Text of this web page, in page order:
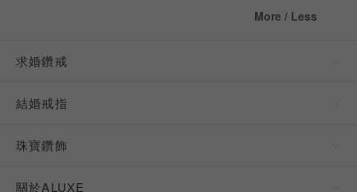
More / Less
求婚鑽戒
結婚戒指
珠寶鑽飾
關於ALUXE